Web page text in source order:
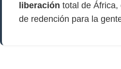
liberación total de África,
de redención para la